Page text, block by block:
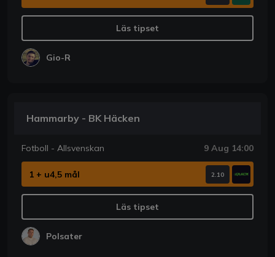
Läs tipset
Gio-R
Hammarby - BK Häcken
Fotboll - Allsvenskan 9 Aug 14:00
1 + u4,5 mål 2.10
Läs tipset
Polsater